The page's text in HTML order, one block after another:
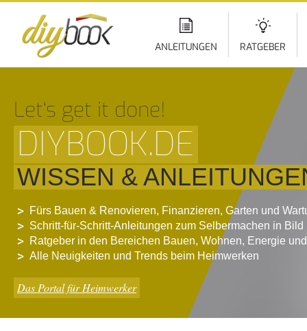
ANLEITUNGEN RATGEBER
Let‘s get it done!
DIYBOOK.DE
WISSEN &
Fürs Bauen & Renovieren, Finanzieren, Garten und
Schritt-für-Schritt-Anleitungen zum Selbermachen in Bild
Ratgeber in den Bereichen Bauen, Wohnen, Energie
Alle Neuigkeiten und Trends beim Heimwerken
Das Portal für Heimwerker